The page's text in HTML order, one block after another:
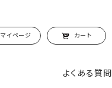
マイページ カート
よくある質問